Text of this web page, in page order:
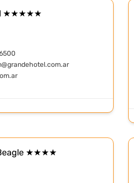
★★★★★
★★★★